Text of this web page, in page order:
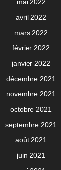
mai 2022
avril 2022
mars 2022
février 2022
janvier 2022
décembre 2021
novembre 2021
octobre 2021
septembre 2021
août 2021
juin 2021